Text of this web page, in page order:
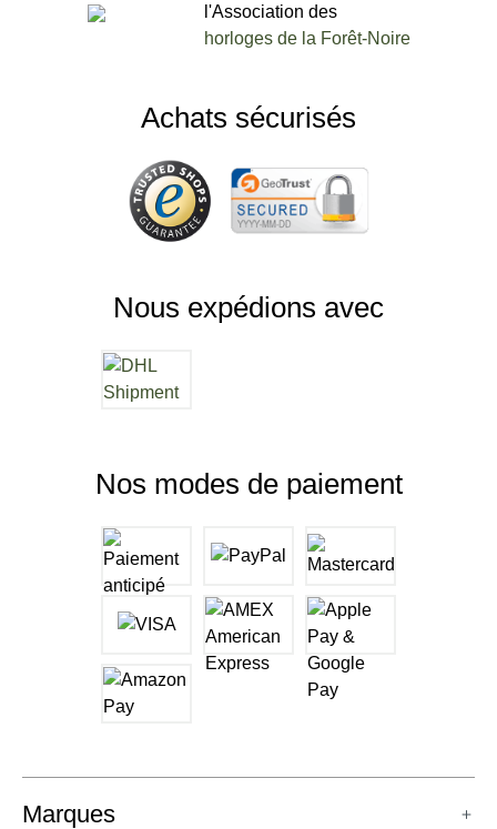
l'Association des
horloges de la Forêt-Noire
Achats sécurisés
Nous expédions avec
Nos modes de paiement
Marques